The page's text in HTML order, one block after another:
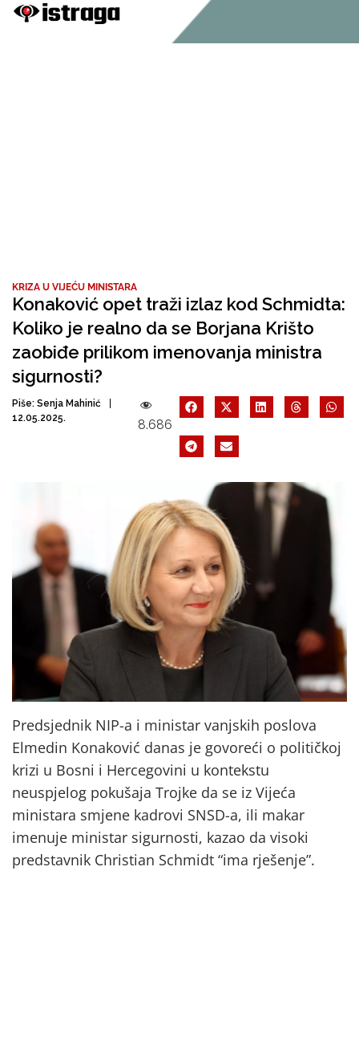
KRIZA U VIJEĆU MINISTARA
Konaković opet traži izlaz kod Schmidta:
Koliko je realno da se Borjana Krišto
zaobiđe prilikom imenovanja ministra
sigurnosti?
Piše: Senja Mahinić
12.05.2025.
8.686
Predsjednik NIP-a i ministar vanjskih poslova
Elmedin Konaković danas je govoreći o političkoj
krizi u Bosni i Hercegovini u kontekstu
neuspjelog pokušaja Trojke da se iz Vijeća
ministara smjene kadrovi SNSD-a, ili makar
imenuje ministar sigurnosti, kazao da visoki
predstavnik Christian Schmidt “ima rješenje”.